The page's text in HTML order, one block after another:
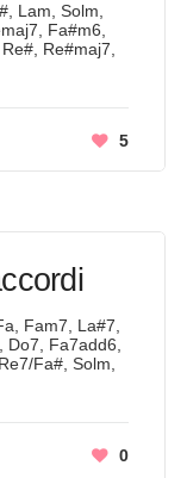
Lam, Solm,
Fa#m6,
Re#maj7,
5
Fam7, La#7,
Fa7add6,
Fa#, Solm,
0